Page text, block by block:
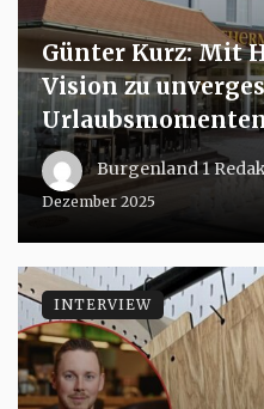
Günter Kurz: Mit
Vision zu
Burgenland 1
Dezember 2025
INTERVIEW